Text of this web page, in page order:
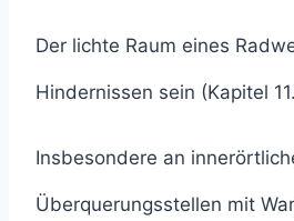
Der lichte Raum eines
Hindernissen sein (Kapitel
Insbesondere an
Überquerungsstellen mit